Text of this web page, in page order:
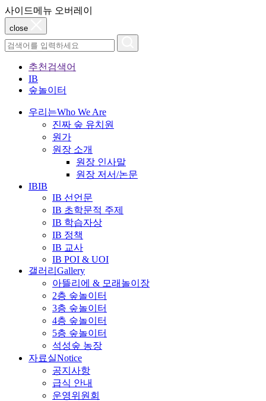
사이드메뉴 오버레이
close
추천검색어
IB
숲놀이터
우리는Who We Are
진짜 숲 유치원
원가
원장 소개
원장 인사말
원장 저서/논문
IBIB
IB 선언문
IB 초학문적 주제
IB 학습자상
IB 정책
IB 교사
IB POI & UOI
갤러리 Gallery
아뜰리에 & 모래놀이장
2층 숲놀이터
3층 숲놀이터
4층 숲놀이터
5층 숲놀이터
석성숲 농장
자료실Notice
공지사항
급식 안내
운영위원회